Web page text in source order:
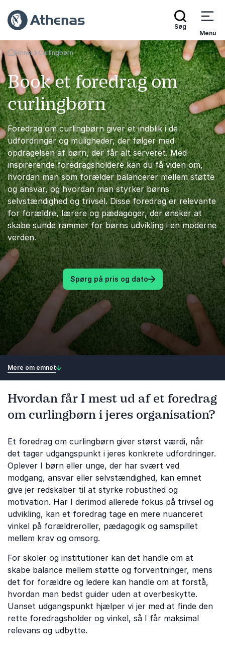
Søg
Menu
Tilbage til forsiden
Emner Curlingbørn
Book et foredrag om
curlingbørn
Foredrag om curlingbørn giver et indblik i de
udfordringer og muligheder, der følger med
opdragelsen af børn, der får alt serveret. Med
inspirerende foredragsholdere kan du få viden om,
hvordan man som forælder balancerer mellem støtte
og ansvar, og hvordan man styrker børns
selvstændighed og trivsel. Disse foredrag er relevante
for forældre, lærere og pædagoger, der ønsker at
skabe sunde rammer for børns udvikling i en moderne
verden.
Spørg på pris og dato
Mere om emnet
Hvordan får I mest ud af et foredrag
om curlingbørn i jeres organisation?
Et foredrag om curlingbørn giver størst værdi, når
det tager udgangspunkt i jeres konkrete udfordringer.
Oplever I børn eller unge, der har svært ved
modgang, ansvar eller selvstændighed, kan emnet
give jer redskaber til at styrke robusthed og
motivation. Har I derimod allerede fokus på trivsel og
udvikling, kan et foredrag tage en mere nuanceret
vinkel på forældreroller, pædagogik og samspillet
mellem krav og omsorg.
For skoler og institutioner kan det handle om at
skabe balance mellem støtte og forventninger, mens
det for forældre og ledere kan handle om at forstå,
hvordan man bedst guider uden at overbeskytte.
Uanset udgangspunkt hjælper vi jer med at finde den
rette foredragsholder og vinkel, så I får maksimal
relevans og udbytte.